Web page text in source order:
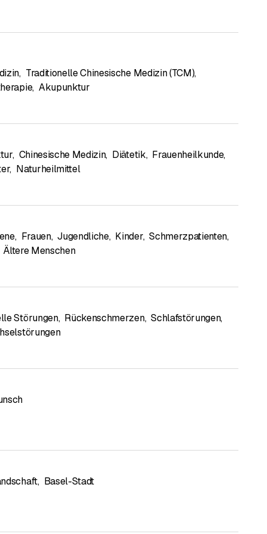
, Traditionelle Chinesische Medizin (TCM),
, Akupunktur
, Chinesische Medizin, Diätetik, Frauenheilkunde,
, Naturheilmittel
, Frauen, Jugendliche, Kinder, Schmerzpatienten,
Ältere Menschen
Störungen, Rückenschmerzen, Schlafstörungen,
, Basel-Stadt